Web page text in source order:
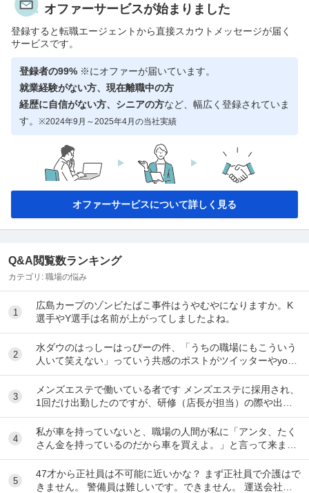
オファーサービスが始まりました
登録すると転職エージェントから直接スカウトメッセージが届く
サービスです。
登録者の99% ※にオファーが届いています。
就業経験がない方、現在離職中の方
経歴に自信がない方、シニアの方など、幅広く登録されていま
す。 ※2024年9月～2025年4月の当社実績
オファーサービスについて詳しく見る
Q&A閲覧数ランキング
カテゴリ: 職場の悩み
1
広島カープのゾンビたばこ事件はうやむやになりますか。K
選手やY選手は名前が上がってしましたよね。
2
水ダウのはっしーはっぴーの件、「うちの職場にもこういう
人いて笑えない」っていう共感のポストがツイッターやyout
ubeのコメント欄に多すぎてそっちに驚いて...
3
メンズエステで働いている者です メンズエステに採用され、
1回だけ出勤したのですが、研修（店長が担当）の際や出勤
時に「元々デリをやっていたなら」という理由で...
4
私が車を持っていないと、職場の人間が私に「アンタ、たく
さん金を持っているのだから車を買えよ。」と言って来ま
す。 でも なんで しんどい思いをして働いた金で...
5
47才から正社員は不可能に近いかな？ まず正社員で介護はで
きません。 警備員は難しいです。できません。 運送会社の